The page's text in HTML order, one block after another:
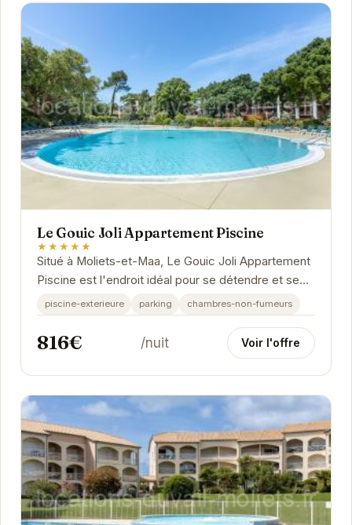
Le Gouic Joli Appartement Piscine
★★★★★
Situé à Moliets-et-Maa, Le Gouic Joli Appartement
Piscine est l'endroit idéal pour se détendre et se
ressourcer. Avec sa piscine extérieure,...
piscine-exterieure parking chambres-non-fumeurs
816€ /nuit Voir l'offre